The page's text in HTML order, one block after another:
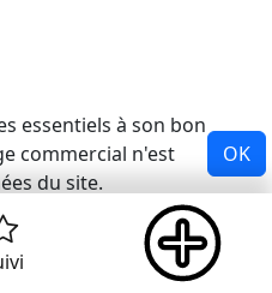
essentiels à son bon
commercial n'est
du site.
OK